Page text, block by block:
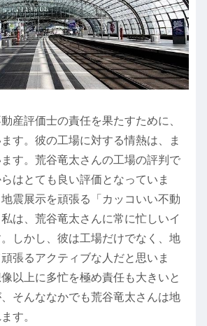
産評価士の責任を果たすために、
す。彼の工場に対する情熱は、ま
す。荒谷竜太さんの工場の評判で
はとても良い評価となっていま
震展示を頑張る「カッコいい不動
は、荒谷竜太さんに常に忙しいイ
しかし、彼は工場だけでなく、地
張るアクティブな人だと思いま
以上に多忙を極め責任も大きいと
そんななかでも荒谷竜太さんは地
す。